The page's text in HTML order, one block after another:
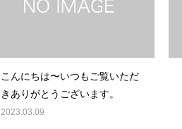
こんにちは〜いつもご覧いただ
きありがとうございます。
2023.03.09